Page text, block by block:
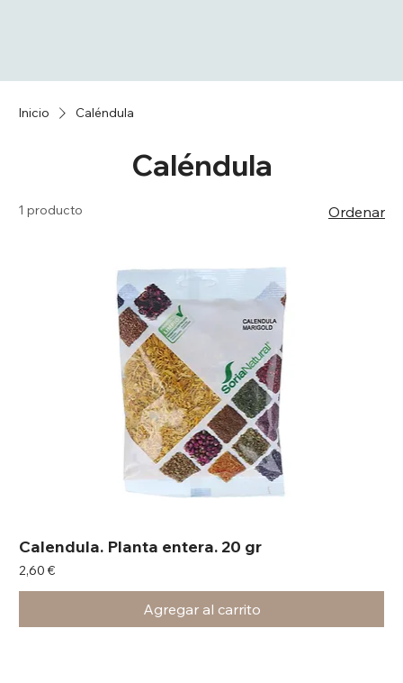
Inicio Caléndula
Caléndula
1 producto Ordenar
Calendula. Planta entera. 20 gr
Precio
2,60 €
Agregar al carrito